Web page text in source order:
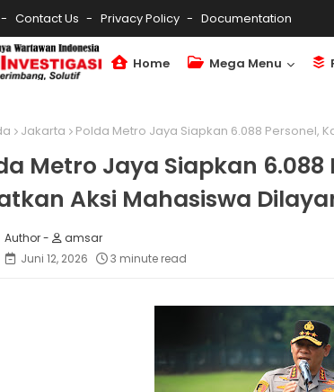
Contact Us Privacy Policy Documentation
Home Mega Menu
Jakarta Polda Metro Jaya Siapkan 6.088 Personel,
Metro Jaya Siapkan 6.088
Aksi Mahasiswa
amsar
Juni 12, 2026
3 minute read